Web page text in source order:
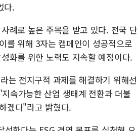
다.
례로 높은 주목을 받고 있다. 전국 단
를 위해 3자는 캠페인이 성공적으로
화를 위한 노력도 지속할 예정이다.
는 전지구적 과제를 해결하기 위해선
속가능한 산업 생태계 전환과 더불
겠다"라고 밝혔다.